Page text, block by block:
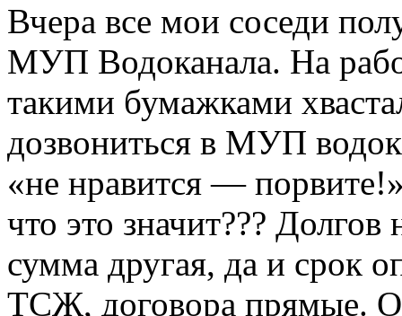
Вчера все мои соседи
МУП Водоканала. На
такими бумажками
дозвониться в МУП
«не нравится —
что это значит???
сумма другая, да и срок
ТСЖ, договора прямые.